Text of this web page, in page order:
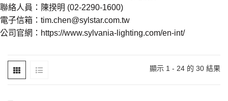
聯絡人員： 陳揆明 (02-2290-1600)
電子信箱： tim.chen@sylstar.com.tw
公司官網： https://www.sylvania-lighting.com/en-int/
顯示 1 - 24 的 30 結果